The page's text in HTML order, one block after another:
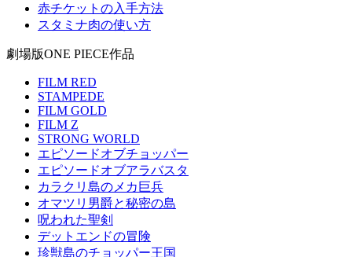
赤チケットの入手方法
スタミナ肉の使い方
劇場版ONE PIECE作品
FILM RED
STAMPEDE
FILM GOLD
FILM Z
STRONG WORLD
エピソードオブチョッパー
エピソードオブアラバスタ
カラクリ島のメカ巨兵
オマツリ男爵と秘密の島
呪われた聖剣
デットエンドの冒険
珍獣島のチョッパー王国